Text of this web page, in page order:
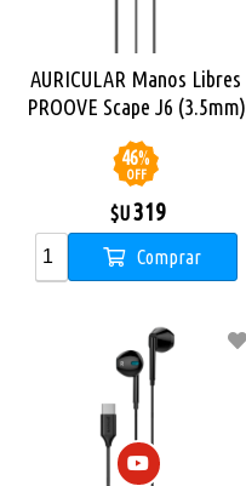
AURICULAR Manos Libres
PROOVE Scape J6 (3.5mm)
46%
OFF
$U319
Comprar